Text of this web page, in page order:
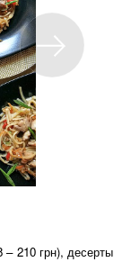
– 210 грн), десерты